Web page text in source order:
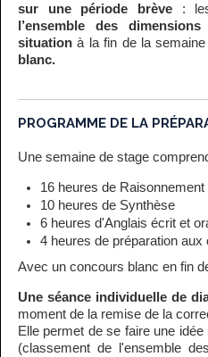
sur une période brève :
l’ensemble des
situation à la fin de la semaine
blanc.
PROGRAMME DE LA
Une semaine de stage
16 heures de
10 heures de Synthèse
6 heures d'Anglais écrit et
4 heures de préparation aux
Avec un concours blanc en fin
Une séance individuelle de
moment de la remise de la
Elle permet de se faire une
(classement de l'ensemble